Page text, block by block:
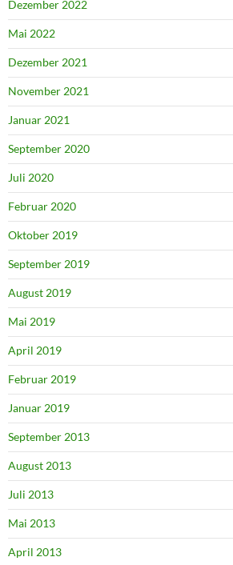
Dezember 2022
Mai 2022
Dezember 2021
November 2021
Januar 2021
September 2020
Juli 2020
Februar 2020
Oktober 2019
September 2019
August 2019
Mai 2019
April 2019
Februar 2019
Januar 2019
September 2013
August 2013
Juli 2013
Mai 2013
April 2013